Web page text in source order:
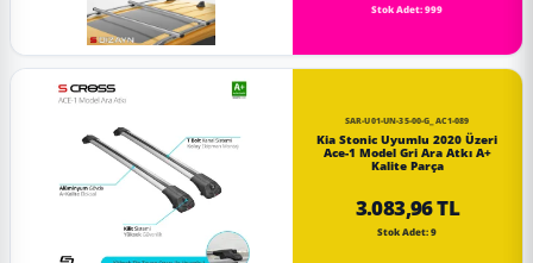
Stok Adet: 999
SAR-U01-UN-35-00-G_AC1-089
Kia Stonic Uyumlu 2020 Üzeri
Ace-1 Model Gri Ara Atkı A+
Kalite Parça
3.083,96 TL
Stok Adet: 9